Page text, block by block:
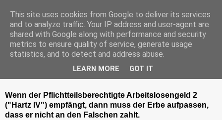
Montag, 6. Mai 2013
Wenn der Pflichtteilsberechtigte Hartz-
Wenn der Pflichtteilsberechtigte Arbeitslosengeld 2
("Hartz IV") empfängt, dann muss der Erbe aufpassen,
dass er nicht an den Falschen zahlt.
This site uses cookies from Google to deliver its services
and to analyze traffic. Your IP address and user-agent are
shared with Google along with performance and security
metrics to ensure quality of service, generate usage
statistics, and to detect and address abuse.
LEARN MORE GOT IT